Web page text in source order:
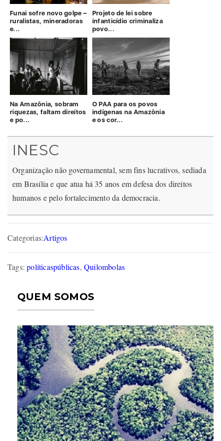
Funai sofre novo golpe –
ruralistas, mineradoras
e...
Projeto de lei sobre
infanticídio criminaliza
povo...
Na Amazônia, sobram
riquezas, faltam direitos
e po...
O PAA para os povos
indígenas na Amazônia
e os cor...
INESC
Organização não governamental, sem fins lucrativos, sediada
em Brasília e que atua há 35 anos em defesa dos direitos
humanos e pelo fortalecimento da democracia.
Categorias:Artigos
Tags:políticaspúblicas,Quilombolas
QUEM SOMOS